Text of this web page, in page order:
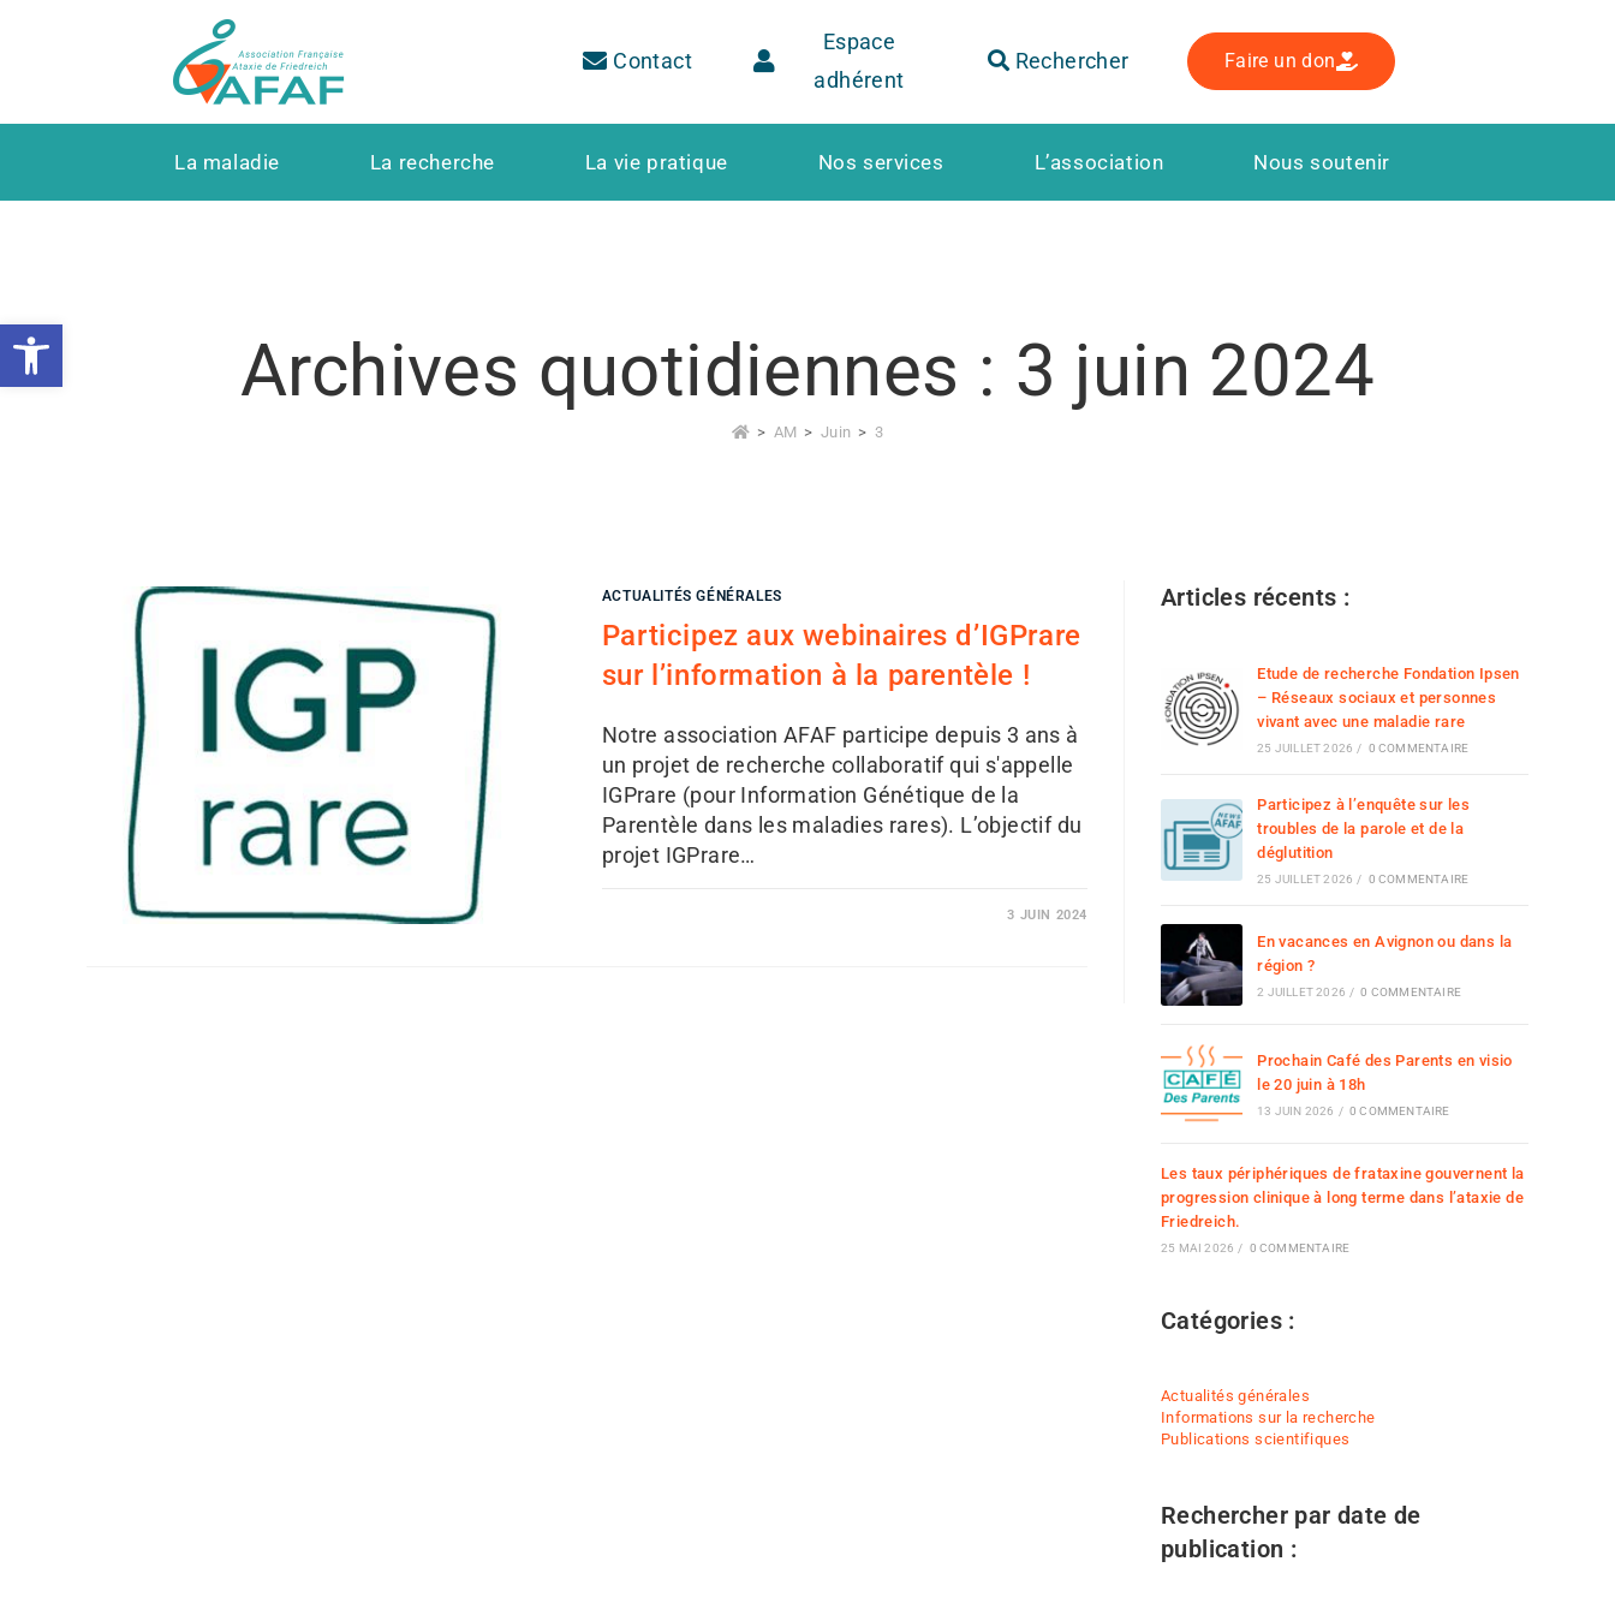
Ouvrir la barre d’outils
Contact
Espace
adhérent
Rechercher Faire un don
La maladie La recherche La vie pratique Nos services L’association Nous soutenir
Archives quotidiennes : 3 juin 2024
> AM > Juin > 3
ACTUALITÉS GÉNÉRALES
Participez aux webinaires d’IGPrare
sur l’information à la parentèle !
Notre association AFAF participe depuis 3 ans à
un projet de recherche collaboratif qui s'appelle
IGPrare (pour Information Génétique de la
Parentèle dans les maladies rares). L’objectif du
projet IGPrare…
3 JUIN 2024
Articles récents :
Etude de recherche Fondation Ipsen
– Réseaux sociaux et personnes
vivant avec une maladie rare
25 JUILLET 2026 / 0 COMMENTAIRE
Participez à l’enquête sur les
troubles de la parole et de la
déglutition
25 JUILLET 2026 / 0 COMMENTAIRE
En vacances en Avignon ou dans la
région ?
2 JUILLET 2026 / 0 COMMENTAIRE
Prochain Café des Parents en visio
le 20 juin à 18h
13 JUIN 2026 / 0 COMMENTAIRE
Les taux périphériques de frataxine gouvernent la
progression clinique à long terme dans l’ataxie de
Friedreich.
25 MAI 2026 / 0 COMMENTAIRE
Catégories :
Actualités générales
Informations sur la recherche
Publications scientifiques
Rechercher par date de
publication :